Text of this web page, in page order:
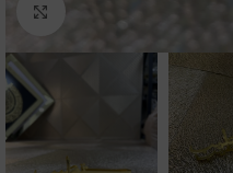
Click to enlarge